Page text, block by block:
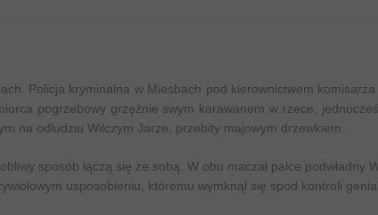
Policja kryminalna w Miesbach pod kierownictwem
pogrzebowy grzęźnie swym karawanem w rzece,
na odludziu Wilczym Jarze, przebity majowym drzewkiem.
sposób łączą się ze sobą. W obu maczał palce podwładny
usposobieniu, któremu wymknął się spod kontroli